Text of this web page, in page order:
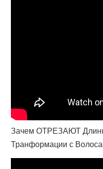
Зачем ОТРЕЗАЮТ
Транформации с